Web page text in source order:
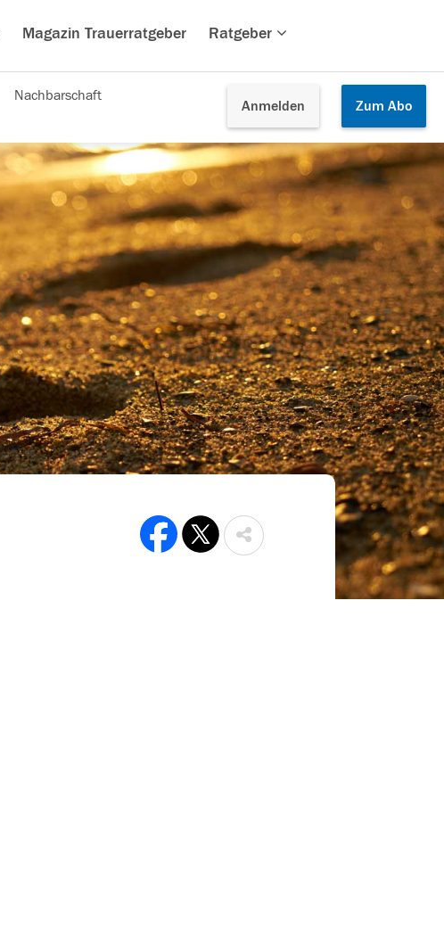
Magazin Trauerratgeber Ratgeber
Anmelden Zum Abo
Nachbarschaft